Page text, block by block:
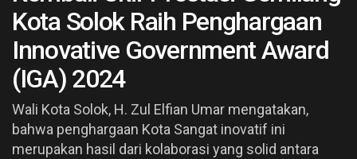
Kota Solok Raih Penghargaan
Innovative Government Award
(IGA) 2024
Wali Kota Solok, H. Zul Elfian Umar mengatakan,
bahwa penghargaan Kota Sangat inovatif ini
merupakan hasil dari kolaborasi yang solid antara